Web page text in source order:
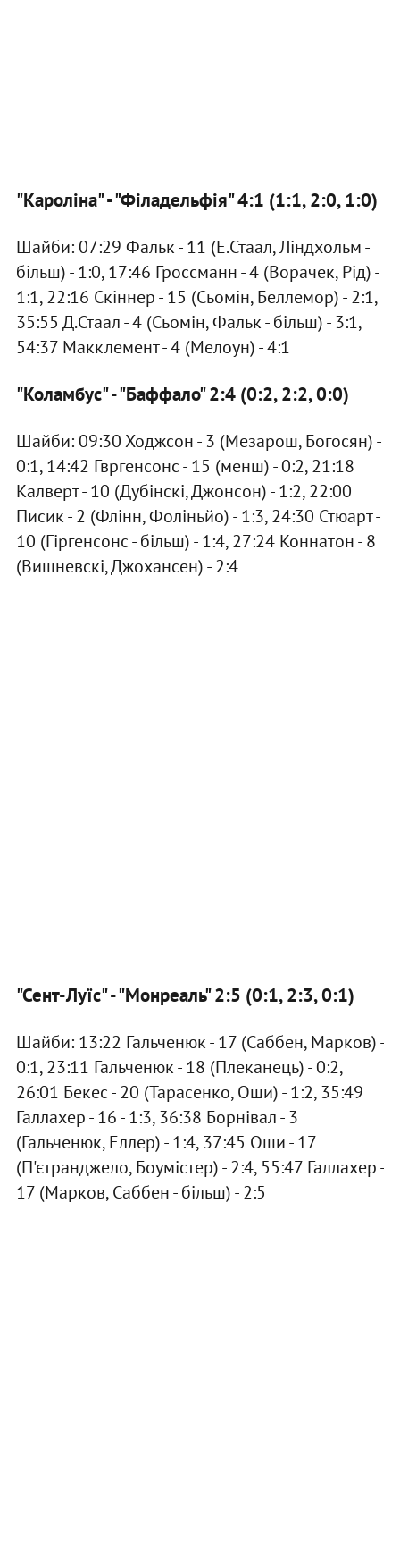
"Кароліна" - "Філадельфія" 4:1 (1:1, 2:0, 1:0)
Шайби: 07:29 Фальк - 11 (Е.Стаал, Ліндхольм -
більш) - 1:0, 17:46 Гроссманн - 4 (Ворачек, Рід) -
1:1, 22:16 Скіннер - 15 (Сьомін, Беллемор) - 2:1,
35:55 Д.Стаал - 4 (Сьомін, Фальк - більш) - 3:1,
54:37 Макклемент - 4 (Мелоун) - 4:1
"Коламбус" - "Баффало" 2:4 (0:2, 2:2, 0:0)
Шайби: 09:30 Ходжсон - 3 (Мезарош, Богосян) -
0:1, 14:42 Гвргенсонс - 15 (менш) - 0:2, 21:18
Калверт - 10 (Дубінскі, Джонсон) - 1:2, 22:00
Писик - 2 (Флінн, Фоліньйо) - 1:3, 24:30 Стюарт -
10 (Гіргенсонс - більш) - 1:4, 27:24 Коннатон - 8
(Вишневскі, Джохансен) - 2:4
"Сент-Луїс" - "Монреаль" 2:5 (0:1, 2:3, 0:1)
Шайби: 13:22 Гальченюк - 17 (Саббен, Марков) -
0:1, 23:11 Гальченюк - 18 (Плеканець) - 0:2,
26:01 Бекес - 20 (Тарасенко, Оши) - 1:2, 35:49
Галлахер - 16 - 1:3, 36:38 Борнівал - 3
(Гальченюк, Еллер) - 1:4, 37:45 Оши - 17
(П'єтранджело, Боумістер) - 2:4, 55:47 Галлахер -
17 (Марков, Саббен - більш) - 2:5